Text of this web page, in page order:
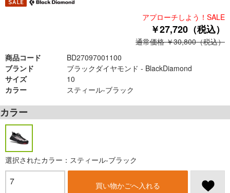
アプローチしよう！SALE
￥27,720（税込）
通常価格 ￥30,800（税込）
商品コード
BD27097001100
ブランド
ブラックダイヤモンド - BlackDiamond
サイズ
10
カラー
スティール-ブラック
カラー
選択されたカラー：スティール-ブラック
7 買い物かごへ入れる